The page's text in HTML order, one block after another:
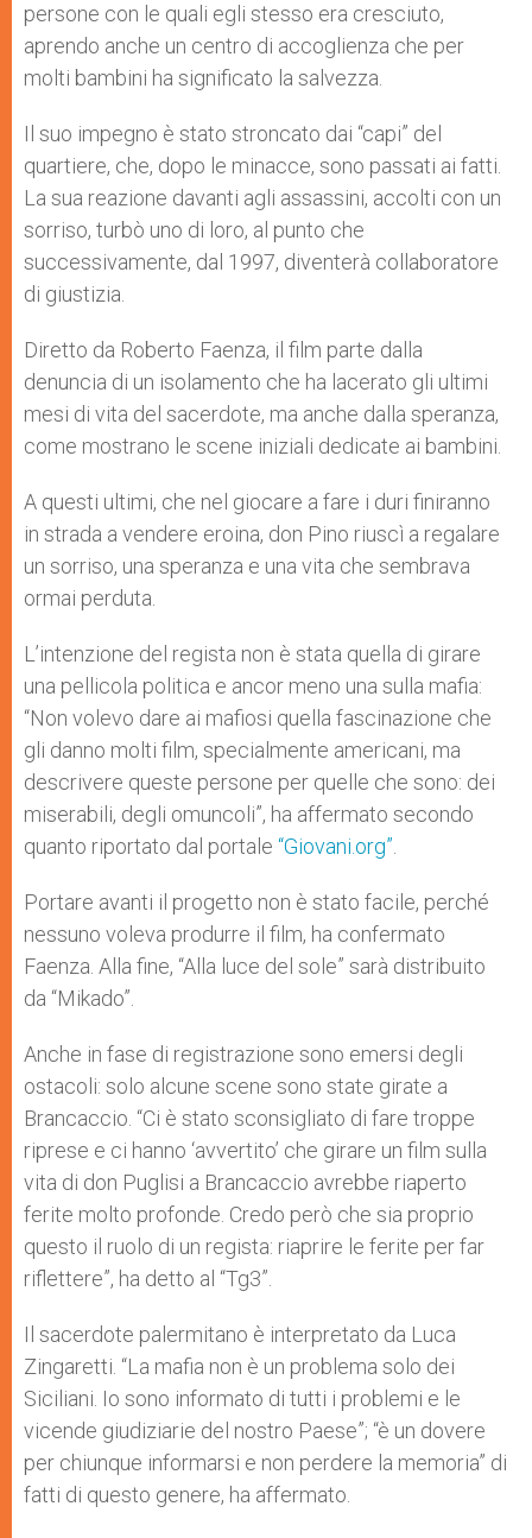
persone con le quali egli stesso era cresciuto,
aprendo anche un centro di accoglienza che per
molti bambini ha significato la salvezza.
Il suo impegno è stato stroncato dai “capi” del
quartiere, che, dopo le minacce, sono passati ai fatti.
La sua reazione davanti agli assassini, accolti con un
sorriso, turbò uno di loro, al punto che
successivamente, dal 1997, diventerà collaboratore
di giustizia.
Diretto da Roberto Faenza, il film parte dalla
denuncia di un isolamento che ha lacerato gli ultimi
mesi di vita del sacerdote, ma anche dalla speranza,
come mostrano le scene iniziali dedicate ai bambini.
A questi ultimi, che nel giocare a fare i duri finiranno
in strada a vendere eroina, don Pino riuscì a regalare
un sorriso, una speranza e una vita che sembrava
ormai perduta.
L’intenzione del regista non è stata quella di girare
una pellicola politica e ancor meno una sulla mafia:
“Non volevo dare ai mafiosi quella fascinazione che
gli danno molti film, specialmente americani, ma
descrivere queste persone per quelle che sono: dei
miserabili, degli omuncoli”, ha affermato secondo
quanto riportato dal portale “Giovani.org”
Portare avanti il progetto non è stato facile, perché
nessuno voleva produrre il film, ha confermato
Faenza. Alla fine, “Alla luce del sole” sarà distribuito
da “Mikado”.
Anche in fase di registrazione sono emersi degli
ostacoli: solo alcune scene sono state girate a
Brancaccio. “Ci è stato sconsigliato di fare troppe
riprese e ci hanno ‘avvertito’ che girare un film sulla
vita di don Puglisi a Brancaccio avrebbe riaperto
ferite molto profonde. Credo però che sia proprio
questo il ruolo di un regista: riaprire le ferite per far
riflettere”, ha detto al “Tg3”.
Il sacerdote palermitano è interpretato da Luca
Zingaretti. “La mafia non è un problema solo dei
Siciliani. Io sono informato di tutti i problemi e le
vicende giudiziarie del nostro Paese”; “è un dovere
per chiunque informarsi e non perdere la memoria” di
fatti di questo genere, ha affermato.